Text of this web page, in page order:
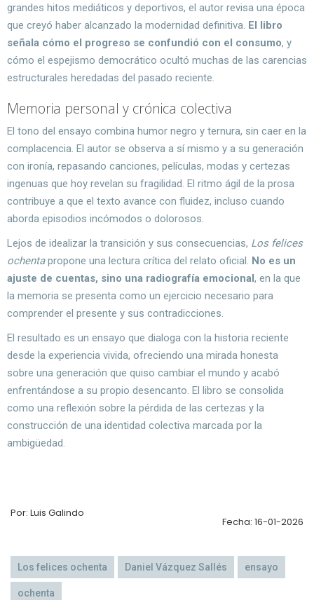
grandes hitos mediáticos y deportivos, el autor revisa una época
que creyó haber alcanzado la modernidad definitiva. El libro
señala cómo el progreso se confundió con el consumo, y
cómo el espejismo democrático ocultó muchas de las carencias
estructurales heredadas del pasado reciente.
Memoria personal y crónica colectiva
El tono del ensayo combina humor negro y ternura, sin caer en la
complacencia. El autor se observa a sí mismo y a su generación
con ironía, repasando canciones, películas, modas y certezas
ingenuas que hoy revelan su fragilidad. El ritmo ágil de la prosa
contribuye a que el texto avance con fluidez, incluso cuando
aborda episodios incómodos o dolorosos.
Lejos de idealizar la transición y sus consecuencias, Los felices
ochentapropone una lectura crítica del relato oficial. No es un
ajuste de cuentas, sino una radiografía emocional, en la que
la memoria se presenta como un ejercicio necesario para
comprender el presente y sus contradicciones.
El resultado es un ensayo que dialoga con la historia reciente
desde la experiencia vivida, ofreciendo una mirada honesta
sobre una generación que quiso cambiar el mundo y acabó
enfrentándose a su propio desencanto. El libro se consolida
como una reflexión sobre la pérdida de las certezas y la
construcción de una identidad colectiva marcada por la
ambigüedad.
Por: Luis Galindo
Fecha: 16-01-2026
Los felices ochenta Daniel Vázquez Sallés ensayo
ochenta